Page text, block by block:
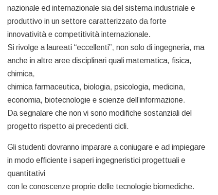
nazionale ed internazionale sia del sistema industriale e
produttivo in un settore caratterizzato da forte
innovatività e competitività internazionale.
Si rivolge a laureati “eccellenti”, non solo di ingegneria, ma
anche in altre aree disciplinari quali matematica, fisica,
chimica,
chimica farmaceutica, biologia, psicologia, medicina,
economia, biotecnologie e scienze dell’informazione.
Da segnalare che non vi sono modifiche sostanziali del
progetto rispetto ai precedenti cicli.
Gli studenti dovranno imparare a coniugare e ad impiegare
in modo efficiente i saperi ingegneristici progettuali e
quantitativi
con le conoscenze proprie delle tecnologie biomediche.